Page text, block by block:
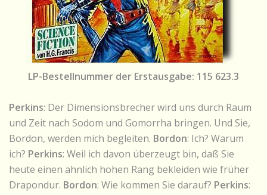
LP-Bestellnummer der Erstausgabe: 115 623.3
Perkins: Der Dimensionsbrecher wird uns durch Raum
und Zeit nach Sodom und Gomorrha bringen. Und Sie,
Bordon, werden mich begleiten. Bordon: Ich? Warum
ich? Perkins: Weil ich davon überzeugt bin, daß Sie
heute einen ähnlich hohen Rang bekleiden wie früher
Drapondur. Bordon: Wie kommen Sie darauf? Perkins: